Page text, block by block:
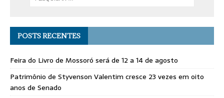
POSTS RECENTES
Feira do Livro de Mossoró será de 12 a 14 de agosto
Patrimônio de Styvenson Valentim cresce 23 vezes em oito
anos de Senado